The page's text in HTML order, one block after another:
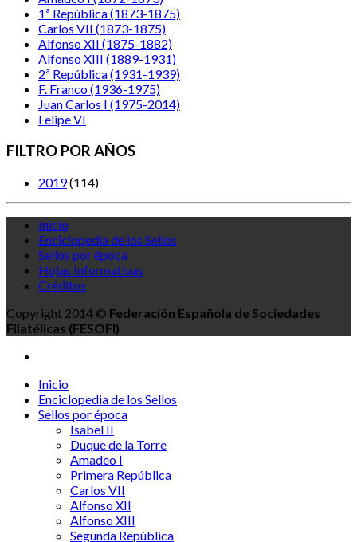
1ª República (1873-1875)
Carlos VII (1873-1875)
Alfonso XII (1875-1882)
Alfonso XIII (1889-1931)
2ª República (1931-1939)
F. Franco (1936-1975)
Juan Carlos I (1975-2014)
Felipe VI
FILTRO POR AÑOS
2019(114)
Inicio
Enciclopedia de los Sellos
Sellos por época
Hojas Informativas
Créditos
Copyright 2014 © Federación Española de Sociedades
Filatélicas (FESOFI)
Inicio
Enciclopedia de los Sellos
Sellos por época
Isabel II
Duque de la Torre
Amadeo I
Primera República
Carlos VII
Alfonso XII
Alfonso XIII
Segunda República